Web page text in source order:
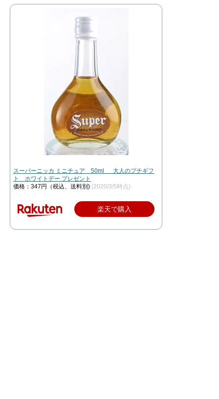
スーパーニッカ ミニチュア 50ml 大人のプチギフ
ト ホワイトデー プレゼント
価格：347円（税込、送料別) (2020/3/5時点)
楽天で購入